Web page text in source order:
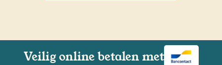
Veilig online betalen met